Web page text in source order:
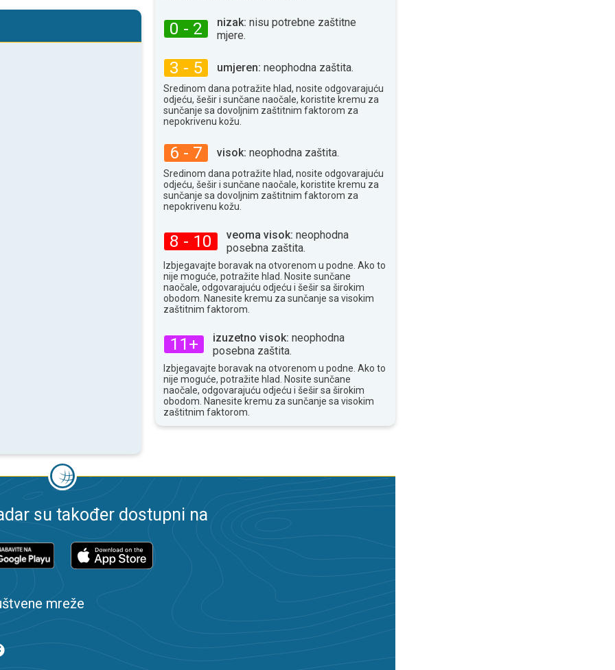
2
1
0 - 2 nizak: nisu potrebne zaštitne
mjere.
3 - 5 umjeren: neophodna zaštita.
Sredinom dana potražite hlad, nosite odgovarajuću
odjeću, šešir i sunčane naočale, koristite kremu za
sunčanje sa dovoljnim zaštitnim faktorom za
nepokrivenu kožu.
6 - 7 visok: neophodna zaštita.
Sredinom dana potražite hlad, nosite odgovarajuću
odjeću, šešir i sunčane naočale, koristite kremu za
sunčanje sa dovoljnim zaštitnim faktorom za
nepokrivenu kožu.
8 - 10 veoma visok: neophodna
posebna zaštita.
Izbjegavajte boravak na otvorenom u podne. Ako to
nije moguće, potražite hlad. Nosite sunčane
naočale, odgovarajuću odjeću i šešir sa širokim
obodom. Nanesite kremu za sunčanje sa visokim
zaštitnim faktorom.
11+ izuzetno visok: neophodna
posebna zaštita.
Izbjegavajte boravak na otvorenom u podne. Ako to
nije moguće, potražite hlad. Nosite sunčane
naočale, odgovarajuću odjeću i šešir sa širokim
obodom. Nanesite kremu za sunčanje sa visokim
zaštitnim faktorom.
su također dostupni na
mreže